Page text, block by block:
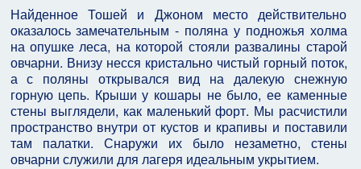
Найденное Тошей и Джоном место действительно
оказалось замечательным - поляна у подножья холма
на опушке леса, на которой стояли развалины старой
овчарни. Внизу несся кристально чистый горный поток,
а с поляны открывался вид на далекую снежную
горную цепь. Крыши у кошары не было, ее каменные
стены выглядели, как маленький форт. Мы расчистили
пространство внутри от кустов и крапивы и поставили
там палатки. Снаружи их было незаметно, стены
овчарни служили для лагеря идеальным укрытием.